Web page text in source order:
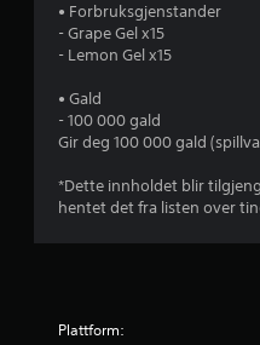
• Forbruksgjenstander
- Grape Gel x15
- Lemon Gel x15
• Gald
- 100 000 gald
Gir deg 100 000 gald
*Dette innholdet blir
hentet det fra listen over
Plattform: